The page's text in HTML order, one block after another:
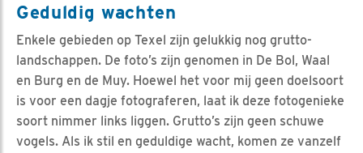
Geduldig wachten
Enkele gebieden op Texel zijn gelukkig nog grutto-
landschappen. De foto’s zijn genomen in De Bol, Waal
en Burg en de Muy. Hoewel het voor mij geen doelsoort
is voor een dagje fotograferen, laat ik deze fotogenieke
soort nimmer links liggen. Grutto’s zijn geen schuwe
vogels. Als ik stil en geduldige wacht, komen ze vanzelf